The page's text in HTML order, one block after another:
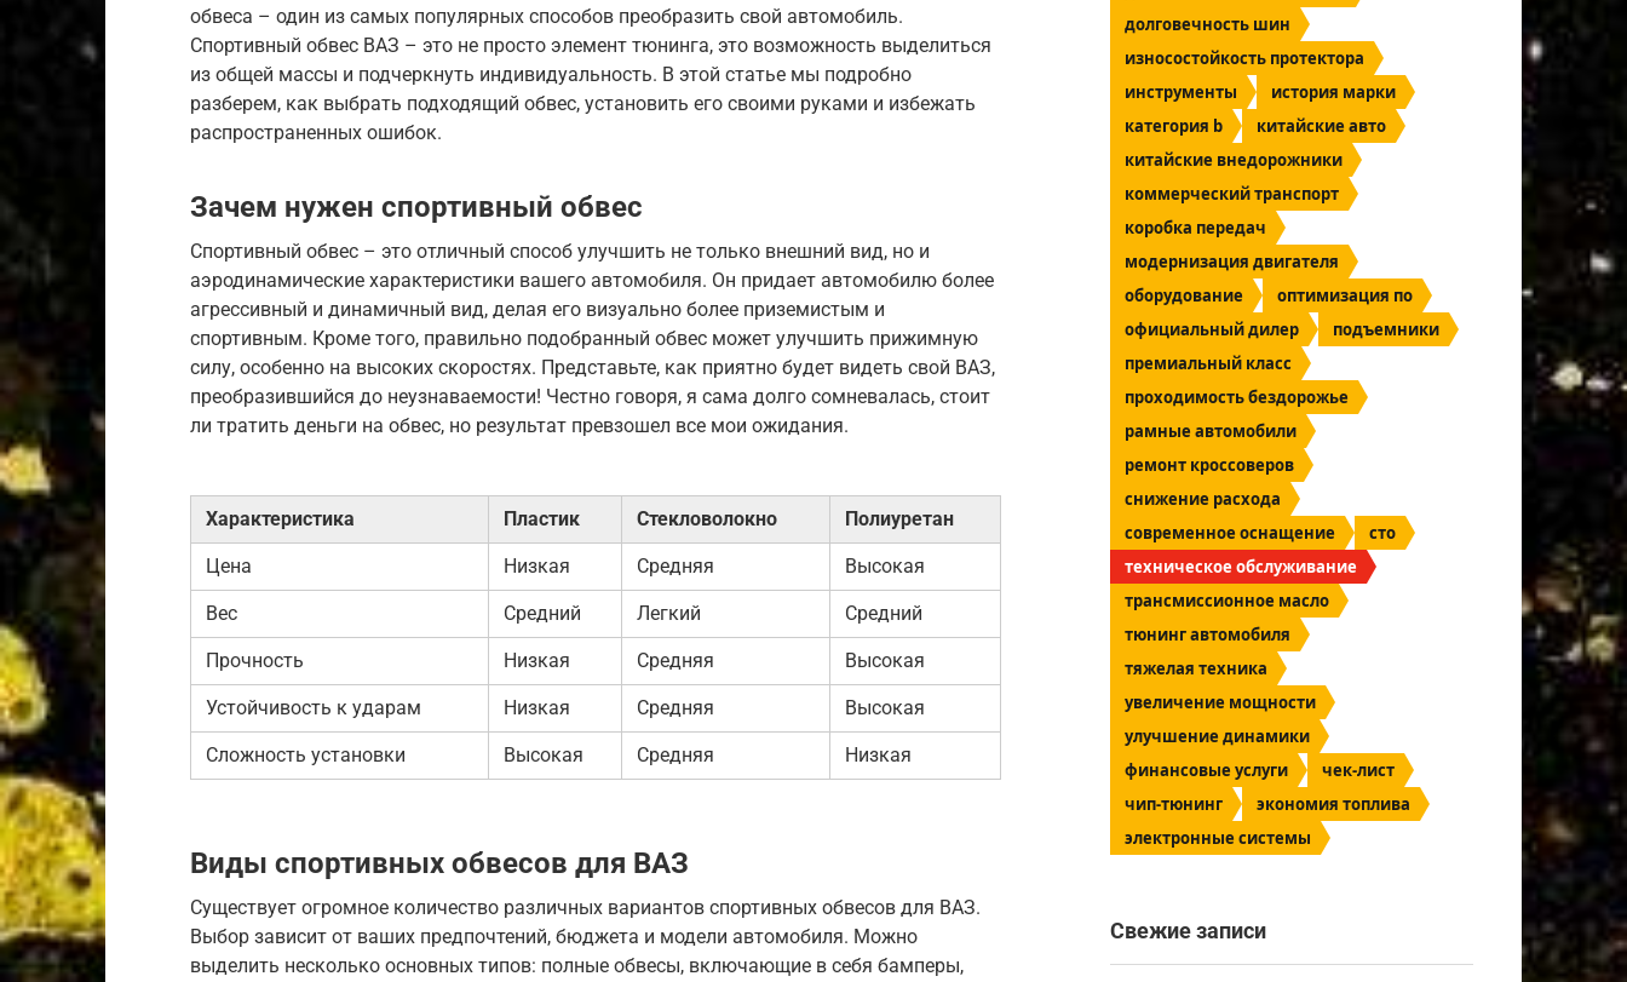
обвеса – один из самых популярных способов преобразить свой автомобиль.
Спортивный обвес ВАЗ – это не просто элемент тюнинга, это возможность выделиться
из общей массы и подчеркнуть индивидуальность. В этой статье мы подробно
разберем, как выбрать подходящий обвес, установить его своими руками и избежать
распространенных ошибок.
Зачем нужен спортивный обвес
Спортивный обвес – это отличный способ улучшить не только внешний вид, но и
аэродинамические характеристики вашего автомобиля. Он придает автомобилю более
агрессивный и динамичный вид, делая его визуально более приземистым и
спортивным. Кроме того, правильно подобранный обвес может улучшить прижимную
силу, особенно на высоких скоростях. Представьте, как приятно будет видеть свой ВАЗ,
преобразившийся до неузнаваемости! Честно говоря, я сама долго сомневалась, стоит
ли тратить деньги на обвес, но результат превзошел все мои ожидания.
Характеристика Пластик Стекловолокно Полиуретан
Цена Низкая Средняя Высокая
Вес Средний Легкий Средний
Прочность Низкая Средняя Высокая
Устойчивость к ударам Низкая Средняя Высокая
Сложность установки Высокая Средняя Низкая
Виды спортивных обвесов для ВАЗ
Существует огромное количество различных вариантов спортивных обвесов для ВАЗ.
Выбор зависит от ваших предпочтений, бюджета и модели автомобиля. Можно
выделить несколько основных типов: полные обвесы, включающие в себя бамперы,
долговечность шин
износостойкость протектора
инструменты
история марки
категория b
китайские авто
китайские внедорожники
коммерческий транспорт
коробка передач
модернизация двигателя
оборудование
оптимизация по
официальный дилер
подъемники
премиальный класс
проходимость бездорожье
рамные автомобили
ремонт кроссоверов
снижение расхода
современное оснащение
сто
техническое обслуживание
трансмиссионное масло
тюнинг автомобиля
тяжелая техника
увеличение мощности
улучшение динамики
финансовые услуги
чек-лист
чип-тюнинг
экономия топлива
электронные системы
Свежие записи